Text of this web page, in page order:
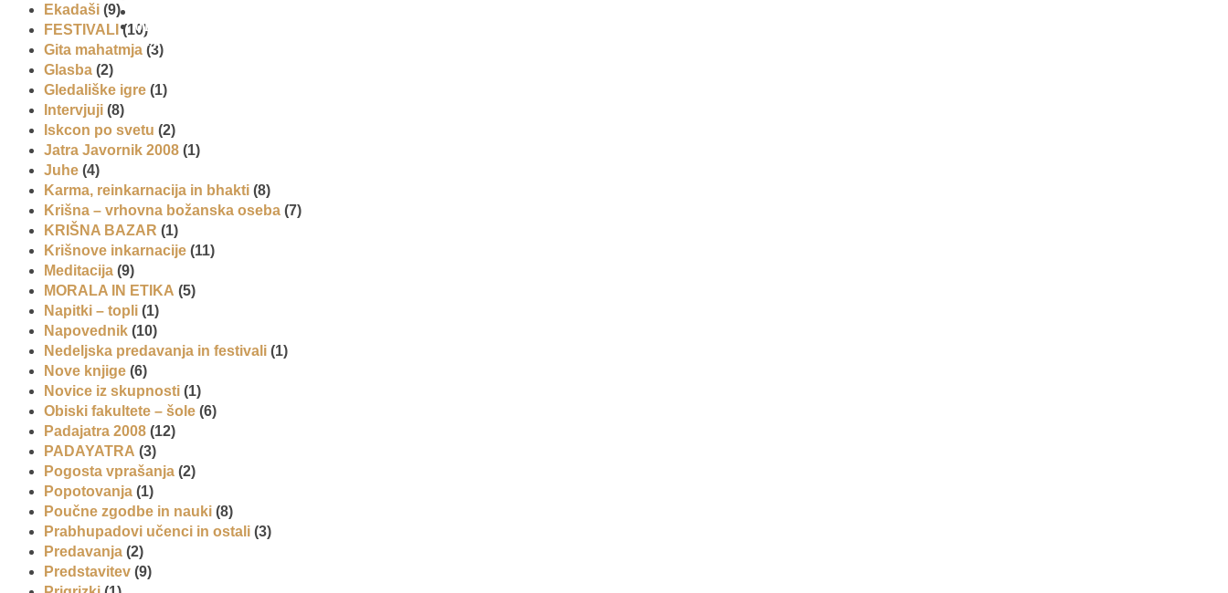
01 431
21 24
Ekadaši (9)
FESTIVALI (10)
Gita mahatmja (3)
Glasba (2)
Gledališke igre (1)
Intervjuji (8)
Iskcon po svetu (2)
Jatra Javornik 2008 (1)
Juhe (4)
Karma, reinkarnacija in bhakti (8)
Krišna – vrhovna božanska oseba (7)
KRIŠNA BAZAR (1)
Krišnove inkarnacije (11)
Meditacija (9)
MORALA IN ETIKA (5)
Napitki – topli (1)
Napovednik (10)
Nedeljska predavanja in festivali (1)
Nove knjige (6)
Novice iz skupnosti (1)
Obiski fakultete – šole (6)
Padajatra 2008 (12)
PADAYATRA (3)
Pogosta vprašanja (2)
Popotovanja (1)
Poučne zgodbe in nauki (8)
Prabhupadovi učenci in ostali (3)
Predavanja (2)
Predstavitev (9)